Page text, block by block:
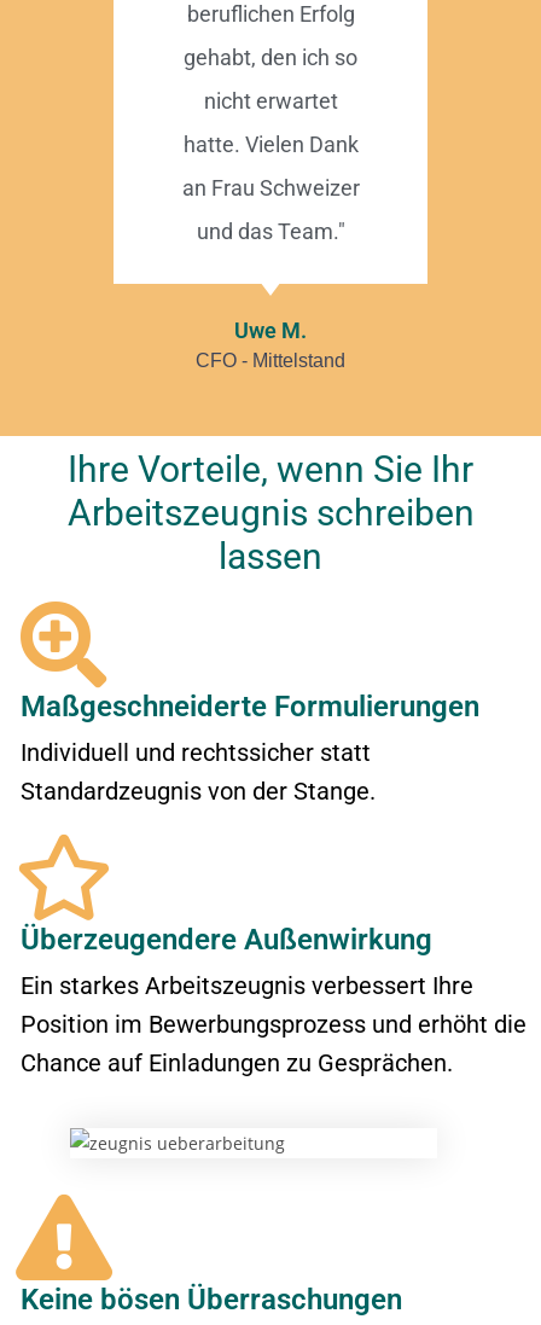
beruflichen Erfolg
gehabt, den ich so
nicht erwartet
hatte. Vielen Dank
an Frau Schweizer
und das Team."
Uwe M.
CFO - Mittelstand
Ihre Vorteile, wenn Sie Ihr
Arbeitszeugnis schreiben
lassen
Maßgeschneiderte Formulierungen
Individuell und rechtssicher statt
Standardzeugnis von der Stange.
Überzeugendere Außenwirkung
Ein starkes Arbeitszeugnis verbessert Ihre
Position im Bewerbungsprozess und erhöht die
Chance auf Einladungen zu Gesprächen.
Keine bösen Überraschungen